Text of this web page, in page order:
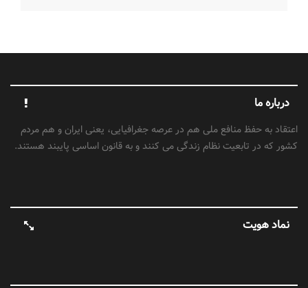
درباره ما
اعتقاد به حفظ منافع ملی هم در عرصه جغرافیایی، یعنی ایران و هم مردم
کشور که در تابعیت نظام زندگی می کنند و به قانون اساسی پایبند هستند.
نماد هویت